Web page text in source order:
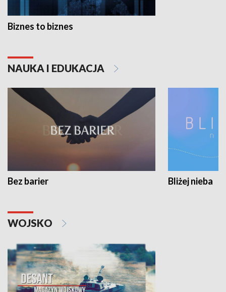
Biznes to biznes
NAUKA I EDUKACJA
Bez barier Bliżej nieba
WOJSKO